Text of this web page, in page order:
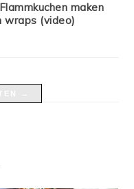
maken
wraps (video)